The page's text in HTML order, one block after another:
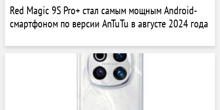
Red Magic 9S Pro+ стал самым мощным Android-
смартфоном по версии AnTuTu в августе 2024 года